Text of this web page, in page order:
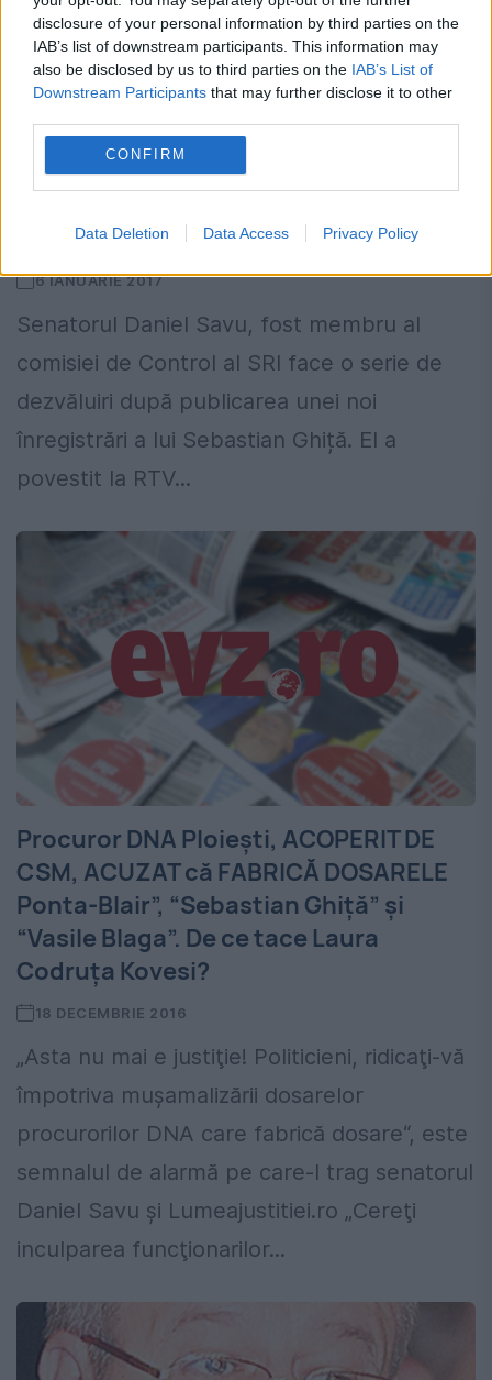
disclosure of your personal information by third parties on the
IAB’s list of downstream participants. This information may
also be disclosed by us to third parties on the IAB’s List of
Downstream Participants that may further disclose it to other
CONFIRM
Data Deletion Data Access Privacy Policy
Daniel Savu DEZVĂLUIE CUM A SCĂPAT
internaționale
6 IANUARIE 2017
Senatorul Daniel Savu, fost membru al
comisiei de Control al SRI face o serie de
dezvăluiri după publicarea unei noi
înregistrări a lui Sebastian Ghiță. El a
povestit la RTV...
Procuror DNA Ploieşti, ACOPERIT DE
CSM, ACUZAT că FABRICĂ DOSARELE
Ponta-Blair”, “Sebastian Ghiţă” şi
“Vasile Blaga”. De ce tace Laura
Codruţa Kovesi?
18 DECEMBRIE 2016
„Asta nu mai e justiţie! Politicieni, ridicaţi-vă
împotriva muşamalizării dosarelor
procurorilor DNA care fabrică dosare“, este
semnalul de alarmă pe care-l trag senatorul
Daniel Savu şi Lumeajustitiei.ro „Cereţi
inculparea funcţionarilor...